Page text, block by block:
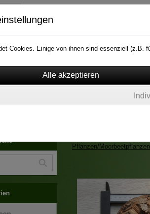
Pflanzen/
Cookies. Einige von ihnen sind essenziell (z.B.